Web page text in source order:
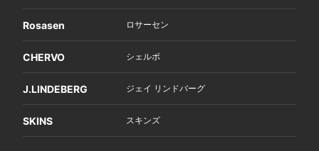
Rosasen ロサーセン
CHERVO シェルボ
J.LINDEBERG ジェイ リンドバーグ
SKINS スキンズ